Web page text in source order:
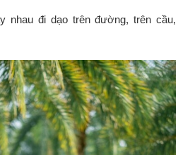
nhau đi dạo trên đường, trên cầu,